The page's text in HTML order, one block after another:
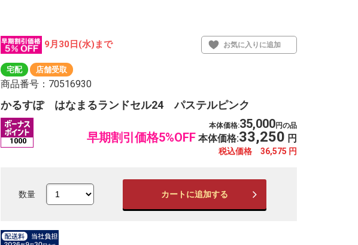
9月30日(水)まで お気に入りに追加
宅配 店舗受取
商品番号：70516930
かるすぽ はなまるランドセル24 パステルピンク
1000
本体価格:35,000円の品
早期割引価格5%OFF 本体価格:33,250 円
税込価格 36,575 円
数量 カートに追加する